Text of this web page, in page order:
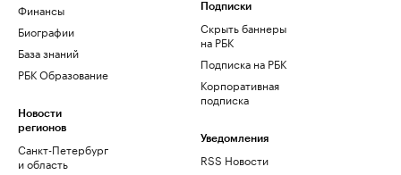
Финансы
Биографии
База знаний
РБК Образование
Новости
регионов
Санкт-Петербург
и область
Подписки
Скрыть баннеры
на РБК
Подписка на РБК
Корпоративная
подписка
Уведомления
RSS Новости